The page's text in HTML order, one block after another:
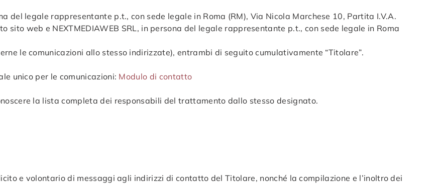
del legale rappresentante p.t., con sede legale in Roma (RM), Via Nicola Marchese 10, Partita I.V.A.
sito web e NEXTMEDIAWEB SRL, in persona del legale rappresentante p.t., con sede legale in Roma
le comunicazioni allo stesso indirizzate), entrambi di seguito cumulativamente “Titolare”.
unico per le comunicazioni: Modulo di contatto
la lista completa dei responsabili del trattamento dallo stesso designato.
e volontario di messaggi agli indirizzi di contatto del Titolare, nonché la compilazione e l’inoltro dei